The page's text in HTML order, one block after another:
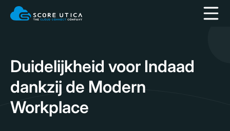
Duidelijkheid voor Indaad
dankzij de Modern
Workplace